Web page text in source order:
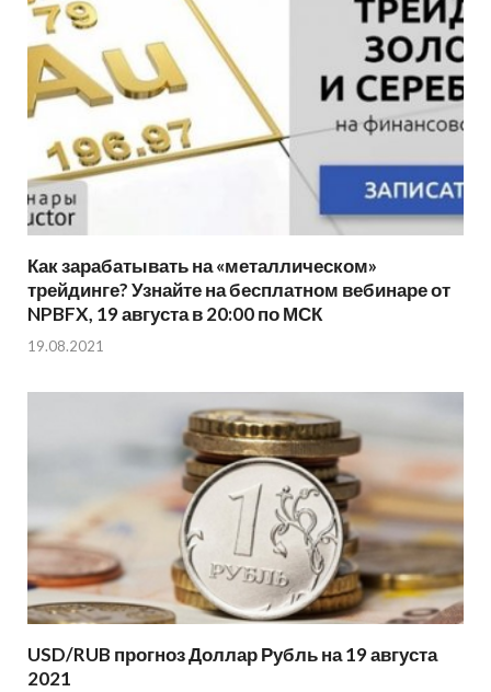
Как зарабатывать на «металлическом»
трейдинге? Узнайте на бесплатном вебинаре от
NPBFX, 19 августа в 20:00 по МСК
19.08.2021
USD/RUB прогноз Доллар Рубль на 19 августа
2021